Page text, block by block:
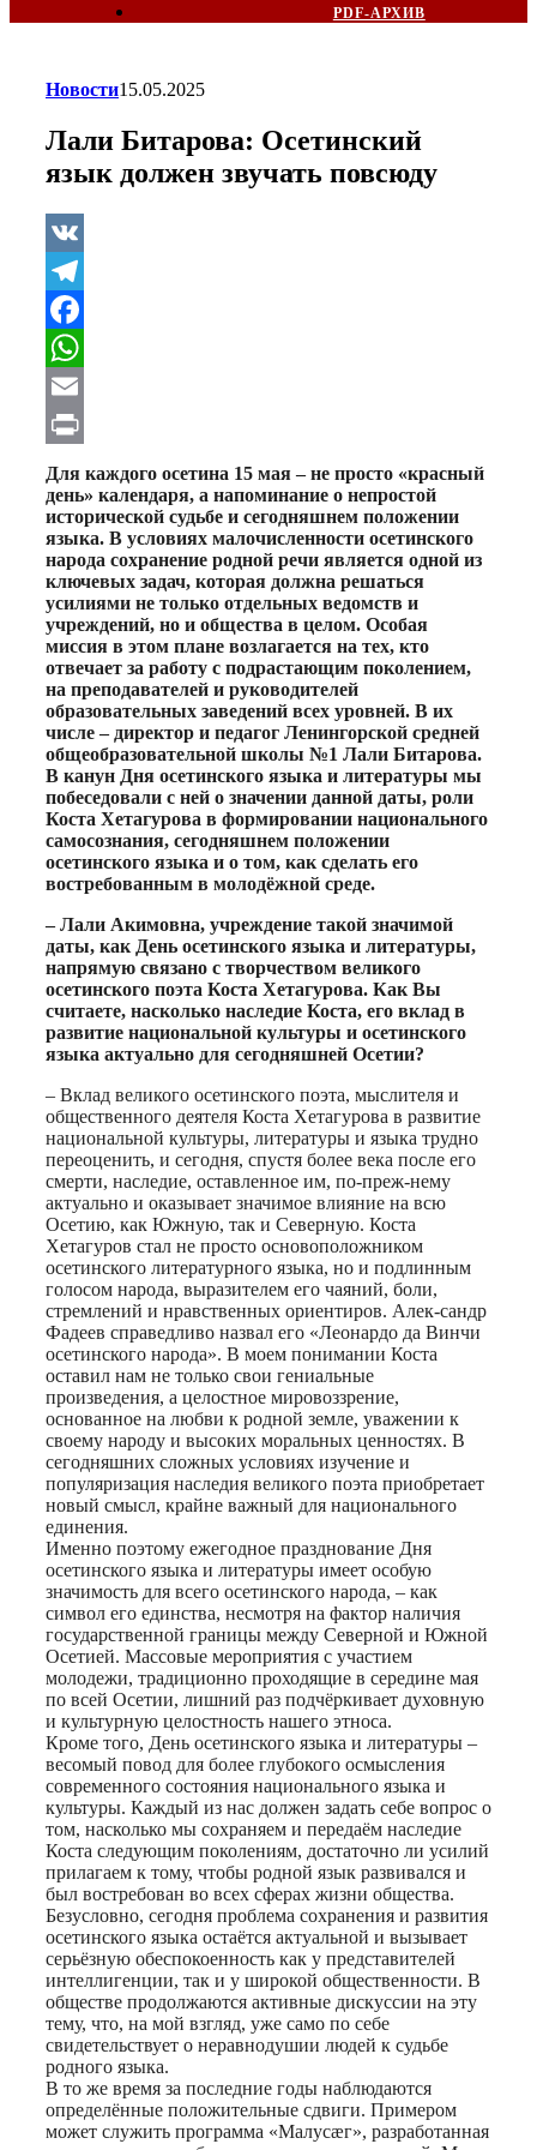
PDF-АРХИВ
Новости15.05.2025
Лали Битарова: Осетинский
язык должен звучать повсюду
VK
Telegram
Facebook
WhatsApp
Email
Print
Для каждого осетина 15 мая – не просто «красный
день» календаря, а напоминание о непростой
исторической судьбе и сегодняшнем положении
языка. В условиях малочисленности осетинского
народа сохранение родной речи является одной из
ключевых задач, которая должна решаться
усилиями не только отдельных ведомств и
учреждений, но и общества в целом. Особая
миссия в этом плане возлагается на тех, кто
отвечает за работу с подрастающим поколением,
на преподавателей и руководителей
образовательных заведений всех уровней. В их
числе – директор и педагог Ленингорской средней
общеобразовательной школы №1 Лали Битарова.
В канун Дня осетинского языка и литературы мы
побеседовали с ней о значении данной даты, роли
Коста Хетагурова в формировании национального
самосознания, сегодняшнем положении
осетинского языка и о том, как сделать его
востребованным в молодёжной среде.
– Лали Акимовна, учреждение такой значимой
даты, как День осетинского языка и литературы,
напрямую связано с творчеством великого
осетинского поэта Коста Хетагурова. Как Вы
считаете, насколько наследие Коста, его вклад в
развитие национальной культуры и осетинского
языка актуально для сегодняшней Осетии?
– Вклад великого осетинского поэта, мыслителя и
общественного деятеля Коста Хетагурова в развитие
национальной культуры, литературы и языка трудно
переоценить, и сегодня, спустя более века после его
смерти, наследие, оставленное им, по-преж-нему
актуально и оказывает значимое влияние на всю
Осетию, как Южную, так и Северную. Коста
Хетагуров стал не просто основоположником
осетинского литературного языка, но и подлинным
голосом народа, выразителем его чаяний, боли,
стремлений и нравственных ориентиров. Алек-сандр
Фадеев справедливо назвал его «Леонардо да Винчи
осетинского народа». В моем понимании Коста
оставил нам не только свои гениальные
произведения, а целостное мировоззрение,
основанное на любви к родной земле, уважении к
своему народу и высоких моральных ценностях. В
сегодняшних сложных условиях изучение и
популяризация наследия великого поэта приобретает
новый смысл, крайне важный для национального
единения.
Именно поэтому ежегодное празднование Дня
осетинского языка и литературы имеет особую
значимость для всего осетинского народа, – как
символ его единства, несмотря на фактор наличия
государственной границы между Северной и Южной
Осетией. Массовые мероприятия с участием
молодежи, традиционно проходящие в середине мая
по всей Осетии, лишний раз подчёркивает духовную
и культурную целостность нашего этноса.
Кроме того, День осетинского языка и литературы –
весомый повод для более глубокого осмысления
современного состояния национального языка и
культуры. Каждый из нас должен задать себе вопрос о
том, насколько мы сохраняем и передаём наследие
Коста следующим поколениям, достаточно ли усилий
прилагаем к тому, чтобы родной язык развивался и
был востребован во всех сферах жизни общества.
Безусловно, сегодня проблема сохранения и развития
осетинского языка остаётся актуальной и вызывает
серьёзную обеспокоенность как у представителей
интеллигенции, так и у широкой общественности. В
обществе продолжаются активные дискуссии на эту
тему, что, на мой взгляд, уже само по себе
свидетельствует о неравнодушии людей к судьбе
родного языка.
В то же время за последние годы наблюдаются
определённые положительные сдвиги. Примером
может служить программа «Малусæг», разработанная